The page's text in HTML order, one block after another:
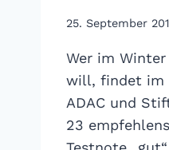
25. September
Wer im
will, findet im
ADAC und
23